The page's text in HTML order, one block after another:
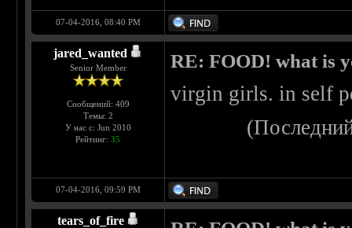
07-04-2016, 08:40 PM
jared_wanted
Senior Member
Сообщений: 409
Темы: 2
У нас с: Jun 2010
Рейтинг:35
RE: FOOD! what is
virgin girls. in self
07-04-2016, 09:59 PM
tears_of_fire